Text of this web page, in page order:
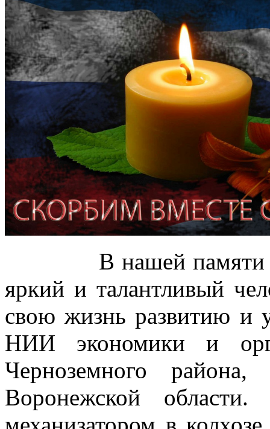
В нашей памяти
яркий и талантливый
свою жизнь развитию и
НИИ экономики и
Черноземного
Воронежской